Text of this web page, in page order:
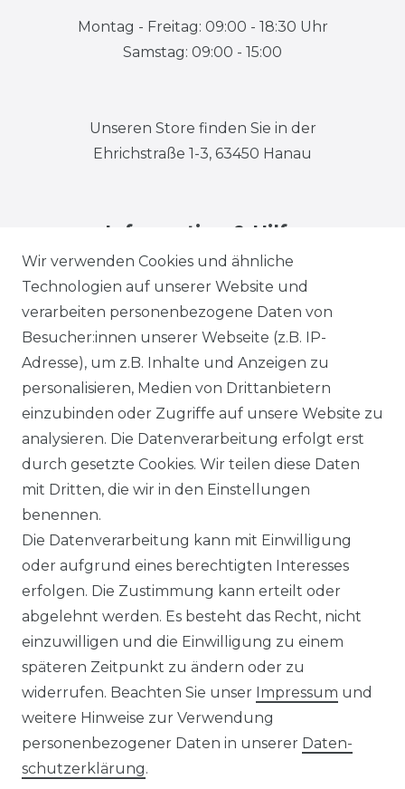
Wir verwenden Cookies und ähnliche
Technologien auf unserer Website und
verarbeiten personenbezogene Daten von
Besucher:innen unserer Webseite (z.B. IP-
Adresse), um z.B. Inhalte und Anzeigen zu
personalisieren, Medien von Drittanbietern
einzubinden oder Zugriffe auf unsere Website zu
analysieren. Die Datenverarbeitung erfolgt erst
durch gesetzte Cookies. Wir teilen diese Daten
mit Dritten, die wir in den Einstellungen
benennen.
Die Datenverarbeitung kann mit Einwilligung
oder aufgrund eines berechtigten Interesses
erfolgen. Die Zustimmung kann erteilt oder
abgelehnt werden. Es besteht das Recht, nicht
einzuwilligen und die Einwilligung zu einem
späteren Zeitpunkt zu ändern oder zu
widerrufen. Beachten Sie unser Impressum und
weitere Hinweise zur Verwendung
personenbezogener Daten in unserer Daten­
schutz­erklärung.
Montag - Freitag: 09:00 - 18:30 Uhr
Samstag: 09:00 - 15:00
Unseren Store finden Sie in der
Ehrichstraße 1-3, 63450 Hanau
Information & Hilfe
Impressum Daten­schutz­erklärung
AGB Barrierefreiheitserklärung
Widerrufs­recht
VERTRAG WIDERRUFEN Kontakt